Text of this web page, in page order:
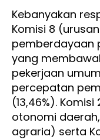
Kebanyakan
Komisi 8
pemberdayaan
yang
pekerjaan
percepatan
(13,46%).
otonomi
agraria) serta